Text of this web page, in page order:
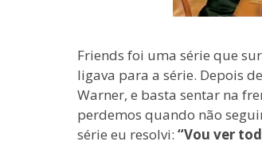
Friends foi uma série que
ligava para a série. Depois
Warner, e basta sentar na
perdemos quando não
série eu resolvi: “Vou ver